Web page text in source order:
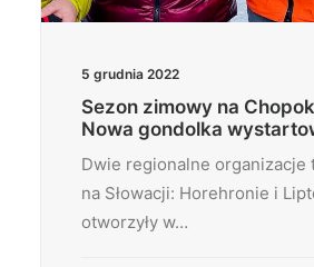
5 grudnia 2022
Sezon zimowy na
Nowa gondolka
Dwie regionalne organizacje
na Słowacji: Horehronie i
otworzyły w…